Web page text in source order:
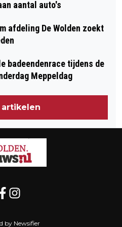
aantal auto's
afdeling De Wolden zoekt
badeendenrace tijdens de
Meppeldag
artikelen
by Newsifier